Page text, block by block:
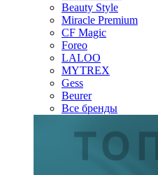
Beauty Style
Miracle Premium
CF Magic
Foreo
LALOO
MYTREX
Gess
Beurer
Все бренды